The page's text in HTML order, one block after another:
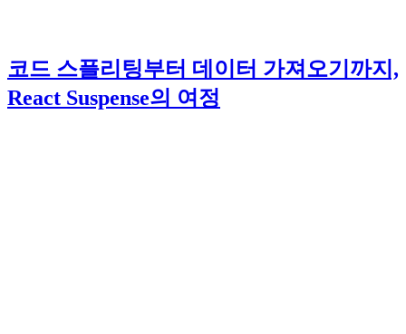
코드 스플리팅부터 데이터 가져오기까지,
React Suspense의 여정